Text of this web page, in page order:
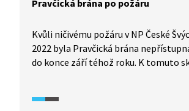
Pravčická brána po požáru
Kvůli ničivému požáru v NP České
2022 byla Pravčická brána
do konce září téhož roku. K tomuto
na nich hrozí skalní řícení či pád